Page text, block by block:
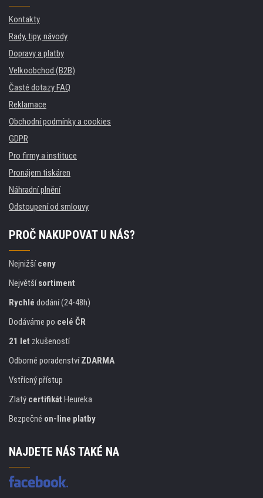
Kontakty
Rady, tipy, návody
Dopravy a platby
Velkoobchod (B2B)
Časté dotazy FAQ
Reklamace
Obchodní podmínky a cookies
GDPR
Pro firmy a instituce
Pronájem tiskáren
Náhradní plnění
Odstoupení od smlouvy
PROČ NAKUPOVAT U NÁS?
Nejnižšíceny
Největšísortiment
Rychlé dodání (24-48h)
Dodáváme po celé ČR
21 let zkušeností
Odborné poradenstvíZDARMA
Vstřícný přístup
Zlatý certifikát Heureka
Bezpečné on-line platby
NAJDETE NÁS TAKÉ NA